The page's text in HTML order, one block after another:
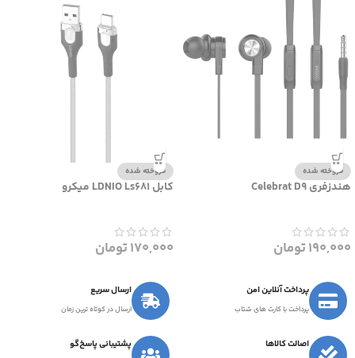
فروخته شده
هندزفری Celebrat D9
190,000تومان
فروخته شده
کابل LDNIO Ls681 میکرو
170,000تومان
پرداخت آنلاین امن
پرداخت با کارت های شتاب
ارسال سریع
ارسال در کوتاه ترین زمان
اصالت کالاها پشتیبانی پاسخ‌گو